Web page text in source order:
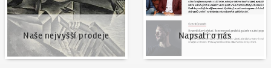
Naše nejvyšší prodeje Napsali o nás